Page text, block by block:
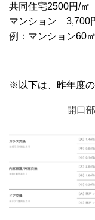
共同住宅2500円/㎡
マンション 3,700
例：マンション60
※以下は、昨年度の
開口